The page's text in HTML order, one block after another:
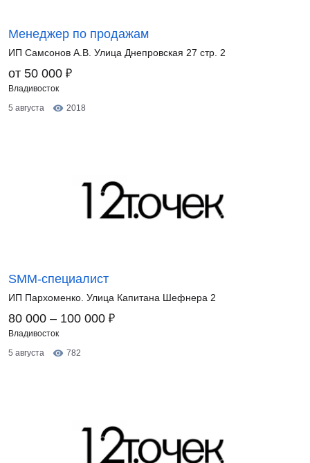
Менеджер по продажам
ИП Самсонов А.В. Улица Днепровская 27 стр. 2
от 50 000 ₽
Владивосток
5 августа
2018
SMM-специалист
ИП Пархоменко. Улица Капитана Шефнера 2
80 000 – 100 000 ₽
Владивосток
5 августа
782